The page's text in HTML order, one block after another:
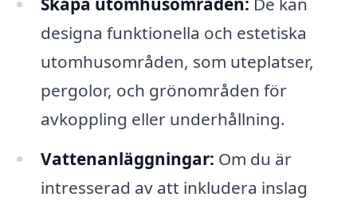
designa funktionella och estetiska
utomhusområden, som uteplatser,
pergolor, och grönområden för
avkoppling eller underhållning.
Vattenanläggningar: Om du är
intresserad av att inkludera inslag